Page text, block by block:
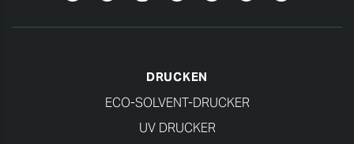
DRUCKEN
ECO-SOLVENT-DRUCKER
UV DRUCKER